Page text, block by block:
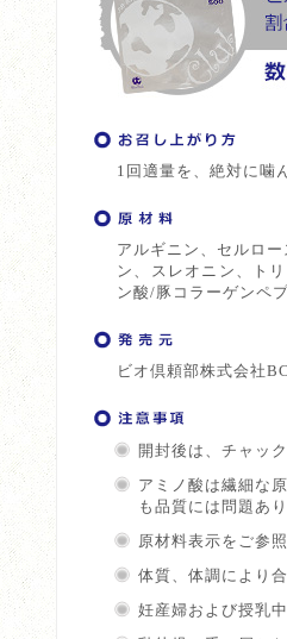
1回適量を、絶対に噛
アルギニン、セルロ
ン、スレオニン、ト
ン酸/豚コラーゲンペ
ビオ倶頼部株式会社
開封後は、チャッ
アミノ酸は繊細な
も品質には問題あ
原材料表示をご参
体質、体調により
妊産婦および授乳